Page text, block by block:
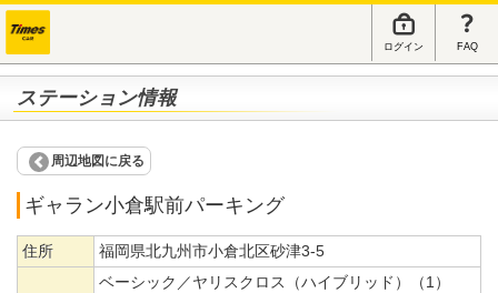
ログイン FAQ
ステーション情報
周辺地図に戻る
ギャラン小倉駅前パーキング
住所 福岡県北九州市小倉北区砂津3-5
ベーシック／ヤリスクロス（ハイブリッド）（1）